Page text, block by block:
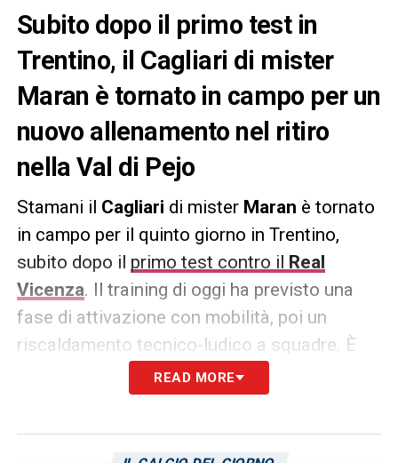
Subito dopo il primo test in
Trentino, il Cagliari di mister
Maran è tornato in campo per un
nuovo allenamento nel ritiro
nella Val di Pejo
Stamani il Cagliari di mister Maran è tornato
in campo per il quinto giorno in Trentino,
subito dopo il primo test contro il Real
Vicenza. Il training di oggi ha previsto una
fase di attivazione con mobilità, poi un
riscaldamento tecnico-ludico a squadre. È
stata quindi la volta di un lavoro finalizzato
alla gestione del possesso palla in
esercitazioni sulla potenza aerobica. Questo
READ MORE